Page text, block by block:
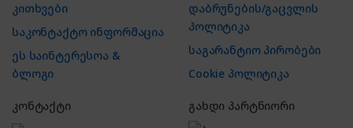
კითხვები
საკონტაქტო ინფორმაცია
ეს საინტერესოა &
ბლოგი
დაბრუნების/გაცვლის
პოლიტიკა
საგარანტიო პირობები
Cookie პოლიტიკა
კონტაქტი გახდი პარტნიორი